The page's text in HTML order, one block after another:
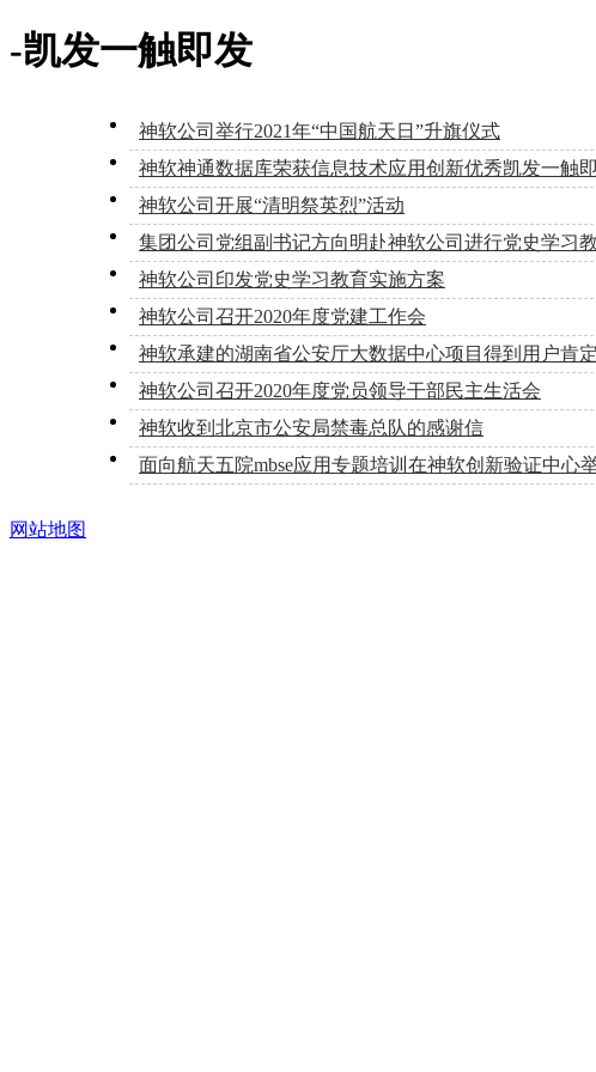
-凯发一触即发
神软公司举行2021年“中国航天日”升旗仪式
神软神通数据库荣获信息技术应用创新优秀凯发一触
神软公司开展“清明祭英烈”活动
集团公司党组副书记方向明赴神软公司进行党史学习
神软公司印发党史学习教育实施方案
神软公司召开2020年度党建工作会
神软承建的湖南省公安厅大数据中心项目得到用户肯定
神软公司召开2020年度党员领导干部民主生活会
神软收到北京市公安局禁毒总队的感谢信
面向航天五院mbse应用专题培训在神软创新验证中心
网站地图